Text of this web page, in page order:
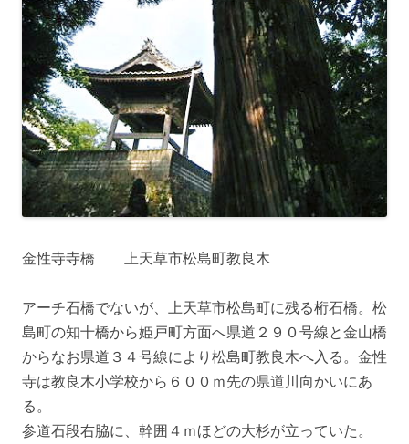
金性寺寺橋 上天草市松島町教良木
アーチ石橋でないが、上天草市松島町に残る桁石橋。松
島町の知十橋から姫戸町方面へ県道２９０号線と金山橋
からなお県道３４号線により松島町教良木へ入る。金性
寺は教良木小学校から６００ｍ先の県道川向かいにあ
る。
参道石段右脇に、幹囲４ｍほどの大杉が立っていた。